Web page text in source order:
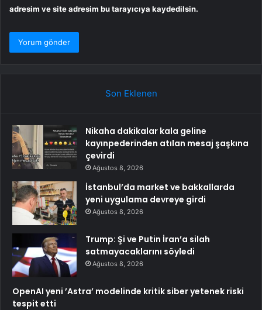
adresim ve site adresim bu tarayıcıya kaydedilsin.
Son Eklenen
Nikaha dakikalar kala geline
kayınpederinden atılan mesaj şaşkına
çevirdi
Ağustos 8, 2026
İstanbul’da market ve bakkallarda
yeni uygulama devreye girdi
Ağustos 8, 2026
Trump: Şi ve Putin İran’a silah
satmayacaklarını söyledi
Ağustos 8, 2026
OpenAI yeni ’Astra’ modelinde kritik siber yetenek riski
tespit etti